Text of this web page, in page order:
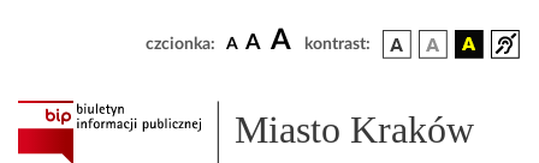
czcionka: A A A kontrast:
Miasto Kraków